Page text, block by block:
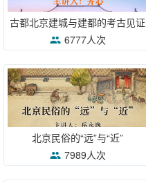
古都北京建城与建都的考古见证
6777人次
北京民俗的“远”与“近”
7989人次